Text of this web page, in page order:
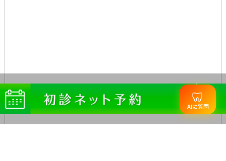
🦷
AIに質問